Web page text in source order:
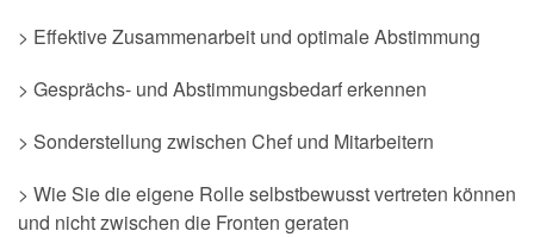
> Effektive Zusammenarbeit und optimale Abstimmung
> Gesprächs- und Abstimmungsbedarf erkennen
> Sonderstellung zwischen Chef und Mitarbeitern
> Wie Sie die eigene Rolle selbstbewusst vertreten können
und nicht zwischen die Fronten geraten